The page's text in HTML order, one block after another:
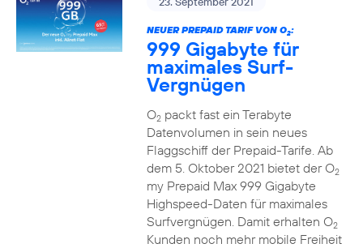
NEUER PREPAID TARIF VON O2:
999 Gigabyte für
maximales Surf-
Vergnügen
O2packt fast ein Terabyte
Datenvolumen in sein neues
Flaggschiff der Prepaid-Tarife. Ab
dem 5. Oktober 2021 bietet der O2
my Prepaid Max 999 Gigabyte
Highspeed-Daten für maximales
Surfvergnügen. Damit erhalten O2
Kunden noch mehr mobile Freiheit